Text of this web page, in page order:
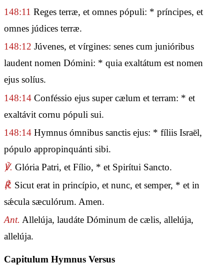
148:11 Reges terræ, et omnes pópuli: * príncipes, et
omnes júdices terræ.
148:12 Júvenes, et vírgines: senes cum junióribus
laudent nomen Dómini: * quia exaltátum est nomen
ejus solíus.
148:14 Conféssio ejus super cælum et terram: * et
exaltávit cornu pópuli sui.
148:14 Hymnus ómnibus sanctis ejus: * fíliis Israël,
pópulo appropinquánti sibi.
℣. Glória Patri, et Fílio, * et Spirítui Sancto.
℟. Sicut erat in princípio, et nunc, et semper, * et in
sǽcula sæculórum. Amen.
Ant. Allelúja, laudáte Dóminum de cælis, allelúja,
allelúja.
Capitulum Hymnus Versus